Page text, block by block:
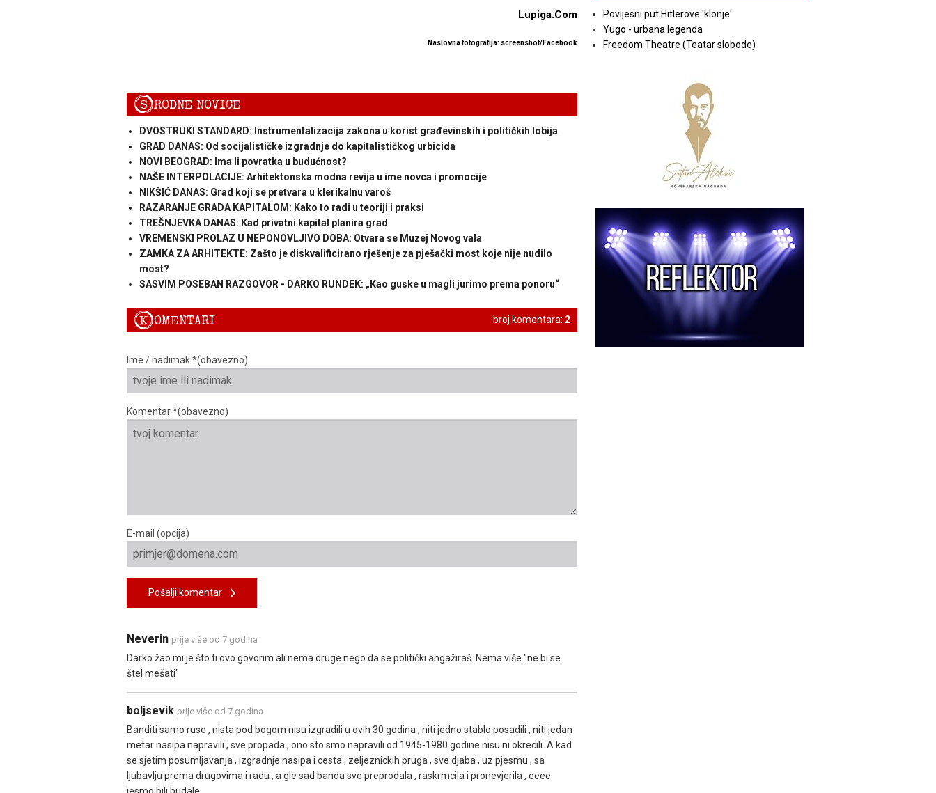
Lupiga.Com
Naslovna fotografija: screenshot/Facebook
SRODNE NOVICE
DVOSTRUKI STANDARD: Instrumentalizacija zakona u korist građevinskih i političkih lobija
GRAD DANAS: Od socijalističke izgradnje do kapitalističkog urbicida
NOVI BEOGRAD: Ima li povratka u budućnost?
NAŠE INTERPOLACIJE: Arhitektonska modna revija u ime novca i promocije
NIKŠIĆ DANAS: Grad koji se pretvara u klerikalnu varoš
RAZARANJE GRADA KAPITALOM: Kako to radi u teoriji i praksi
TREŠNJEVKA DANAS: Kad privatni kapital planira grad
VREMENSKI PROLAZ U NEPONOVLJIVO DOBA: Otvara se Muzej Novog vala
ZAMKA ZA ARHITEKTE: Zašto je diskvalificirano rješenje za pješački most koje nije nudilo
most?
SASVIM POSEBAN RAZGOVOR - DARKO RUNDEK: „Kao guske u magli jurimo prema ponoru“
broj komentara: 2
KOMENTARI
Ime / nadimak *(obavezno)
Komentar *(obavezno)
E-mail (opcija)
Pošalji komentar
Neverin prije više od 7 godina
Darko žao mi je što ti ovo govorim ali nema druge nego da se politički angažiraš. Nema više "ne bi se
štel mešati"
boljsevik prije više od 7 godina
Banditi samo ruse , nista pod bogom nisu izgradili u ovih 30 godina , niti jedno stablo posadili , niti jedan
metar nasipa napravili , sve propada , ono sto smo napravili od 1945-1980 godine nisu ni okrecili .A kad
se sjetim posumljavanja , izgradnje nasipa i cesta , zeljeznickih pruga , sve djaba , uz pjesmu , sa
ljubavlju prema drugovima i radu , a gle sad banda sve preprodala , raskrmcila i pronevjerila , eeee
Povijesni put Hitlerove 'klonje'
Yugo - urbana legenda
Freedom Theatre (Teatar slobode)